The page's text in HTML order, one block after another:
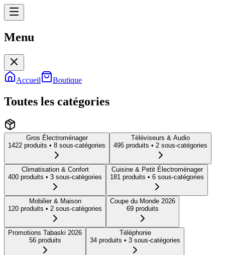
Menu
Accueil Boutique
Toutes les catégories
Gros Électroménager
1422 produits • 8 sous-catégories
Téléviseurs & Audio
495 produits • 2 sous-catégories
Climatisation & Confort
400 produits • 3 sous-catégories
Cuisine & Petit Électroménager
181 produits • 6 sous-catégories
Mobilier & Maison
120 produits • 2 sous-catégories
Coupe du Monde 2026
69 produits
Promotions Tabaski 2026
56produits
Téléphonie
34 produits • 3 sous-catégories